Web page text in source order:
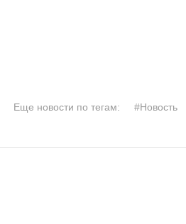
Еще новости по тегам: #Новость